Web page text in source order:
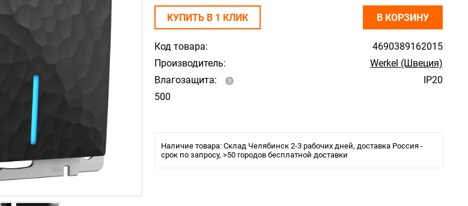
Код товара:
4690389162015
Производитель:
Werkel (Швеция)
Влагозащита:
IP20
500
Наличие товара: Склад Челябинск 2-3 рабочих дней, доставка Россия -
срок по запросу, >50 городов бесплатной доставки
КУПИТЬ В 1 КЛИК В КОРЗИНУ